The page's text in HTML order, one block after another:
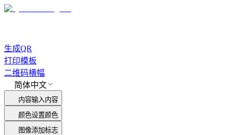
生成QR
打印模板
二维码横幅
简体中文
内容输入内容
颜色设置颜色
图像添加标志